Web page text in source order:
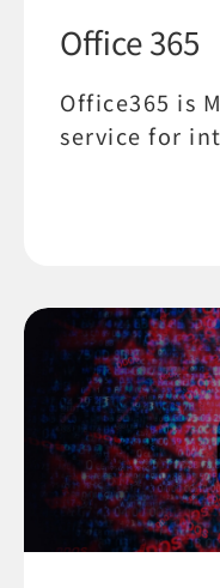
Office 365
Office365 is
service for